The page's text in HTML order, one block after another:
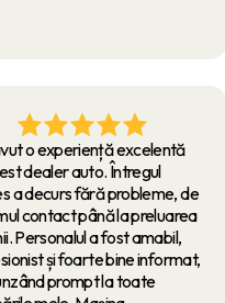
o experiență excelentă
dealer auto. Întregul
a decurs fără probleme, de
contact până la preluarea
Personalul a fost amabil,
și foarte bine informat,
prompt la toate